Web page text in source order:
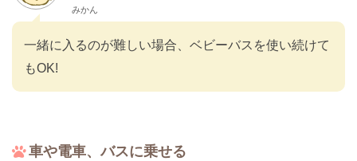
みかん
一緒に入るのが難しい場合、ベビーバスを使い続けて
もOK!
車や電車、バスに乗せる